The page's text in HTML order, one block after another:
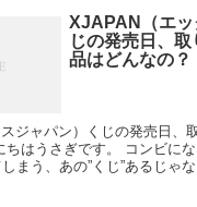
XJAPAN（エッ
じの発売日、
品はどんなの？
ジャパン）くじの発売日、
ちはうさぎです。 コンビに
まう、あの”くじ”あるじゃ